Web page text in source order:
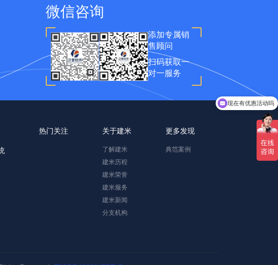
微信咨询
添加专属销
售顾问
扫码获取一
对一服务
热门关注 关于建米
了解建米
建米历程
建米荣誉
建米服务
建米新闻
分支机构
更多发现
典范案例
现在有优惠活动吗